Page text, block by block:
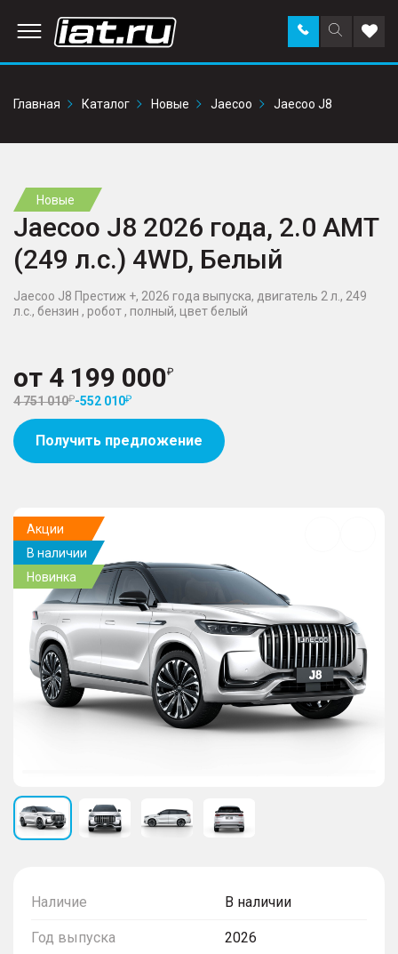
Поиск
по
Заказать
звонок в
Главная
Каталог Новые Jaecoo Jaecoo J8
Новые
Jaecoo J8 2026 года, 2.0 AMT
(249 л.с.) 4WD, Белый
Jaecoo J8 Престиж +, 2026 года выпуска, двигатель 2 л., 249
л.с., бензин , робот , полный, цвет белый
от 4 199 000
4 751 010 -552 010
Получить предложение
Наличие В наличии
Год выпуска 2026
Акции
В наличии
Новинка